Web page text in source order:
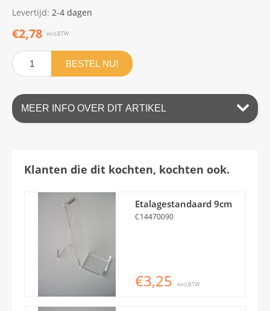
Levertijd: 2-4 dagen
€2,78 excl.BTW
BESTEL NU!
MEER INFO OVER DIT ARTIKEL
Klanten die dit kochten, kochten ook.
Etalagestandaard 9cm
C14470090
€3,25 excl.BTW